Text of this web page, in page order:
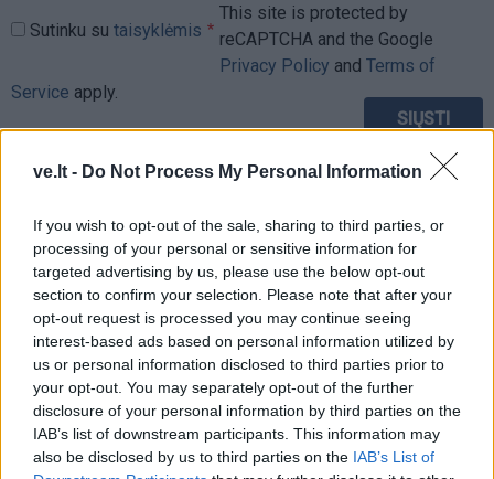
ve.lt - Do Not Process My Personal Information
If you wish to opt-out of the sale, sharing to third parties, or
processing of your personal or sensitive information for
targeted advertising by us, please use the below opt-out
section to confirm your selection. Please note that after your
opt-out request is processed you may continue seeing
interest-based ads based on personal information utilized by
us or personal information disclosed to third parties prior to
your opt-out. You may separately opt-out of the further
disclosure of your personal information by third parties on the
IAB’s list of downstream participants. This information may
also be disclosed by us to third parties on the IAB’s List of
Sutinku su taisyklėmis
This site is protected by
reCAPTCHA and the Google
Privacy Policy and Terms of
Service apply.